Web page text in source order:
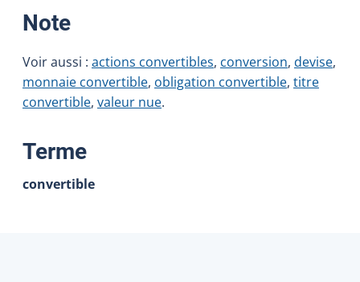
Note:
Voir aussi : actions convertibles, conversion, devise,
monnaie convertible, obligation convertible, titre
convertible, valeur nue.
Terme:
convertible